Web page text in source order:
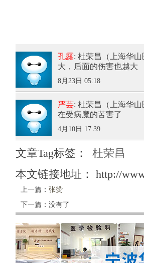
孔露: 杜荣昌（上海华山
大，后面的伤害也越大
8月23日 05:18
严芸: 杜荣昌（上海华山
在受病魔的苦害了
4月10日 17:39
文章Tag标签：
杜荣昌
本文链接地址： http://
上一篇： 张赞
下一篇：没有了